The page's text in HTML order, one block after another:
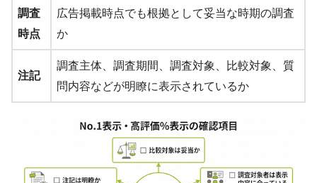
調査
時点
広告掲載時点でも根拠として妥当な時期の調査
か
注記
調査主体、調査期間、調査対象、比較対象、質
問内容などが明瞭に表示されているか